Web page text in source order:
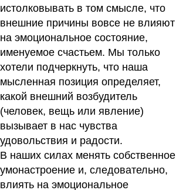
истолковывать в том смысле, что
внешние причины вовсе не влияют
на эмоциональное состояние,
именуемое счастьем. Мы только
хотели подчеркнуть, что наша
мысленная позиция определяет,
какой внешний возбудитель
(человек, вещь или явление)
вызывает в нас чувства
удовольствия и радости.
В наших силах менять собственное
умонастроение и, следовательно,
влиять на эмоциональное